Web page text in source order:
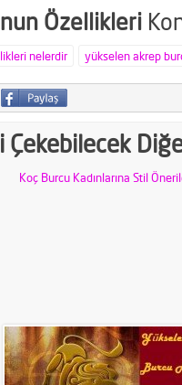
Özellikleri
nelerdir yükselen akrep
Çekebilecek
Koç Burcu Kadınlarına Stil